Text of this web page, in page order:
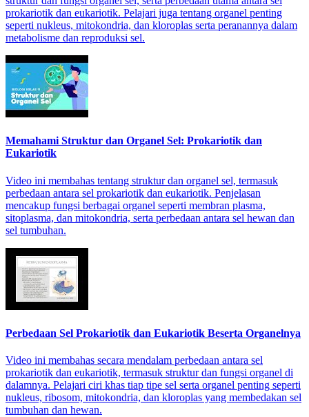
prokariotik dan eukariotik. Pelajari juga tentang organel penting
seperti nukleus, mitokondria, dan kloroplas serta peranannya dalam
metabolisme dan reproduksi sel.
Memahami Struktur dan Organel Sel: Prokariotik dan
Eukariotik
Video ini membahas tentang struktur dan organel sel, termasuk
perbedaan antara sel prokariotik dan eukariotik. Penjelasan
mencakup fungsi berbagai organel seperti membran plasma,
sitoplasma, dan mitokondria, serta perbedaan antara sel hewan dan
sel tumbuhan.
Perbedaan Sel Prokariotik dan Eukariotik Beserta Organelnya
Video ini membahas secara mendalam perbedaan antara sel
prokariotik dan eukariotik, termasuk struktur dan fungsi organel di
dalamnya. Pelajari ciri khas tiap tipe sel serta organel penting seperti
nukleus, ribosom, mitokondria, dan kloroplas yang membedakan sel
tumbuhan dan hewan.